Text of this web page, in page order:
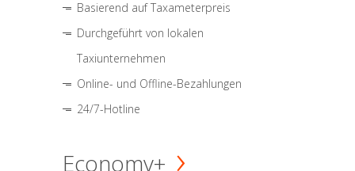
Basierend auf Taxameterpreis
Durchgeführt von lokalen
Taxiunternehmen
Online- und Offline-Bezahlungen
24/7-Hotline
Economy+